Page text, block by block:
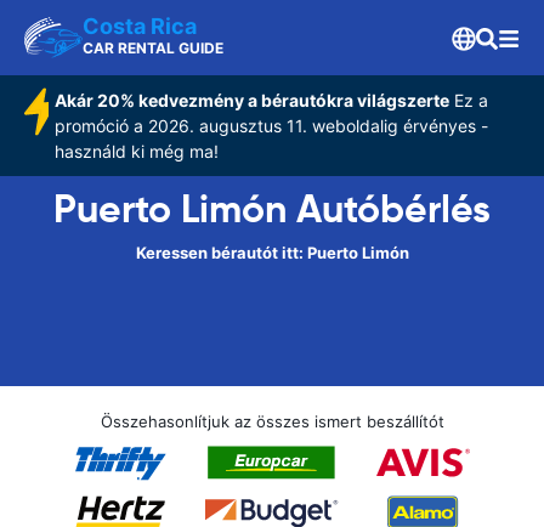
Costa Rica
CAR RENTAL GUIDE
Akár 20% kedvezmény a bérautókra világszerteEz a
promóció a 2026. augusztus 11. weboldalig érvényes -
használd ki még ma!
Puerto Limón Autóbérlés
Keressen bérautót itt: Puerto Limón
Összehasonlítjuk az összes ismert beszállítót